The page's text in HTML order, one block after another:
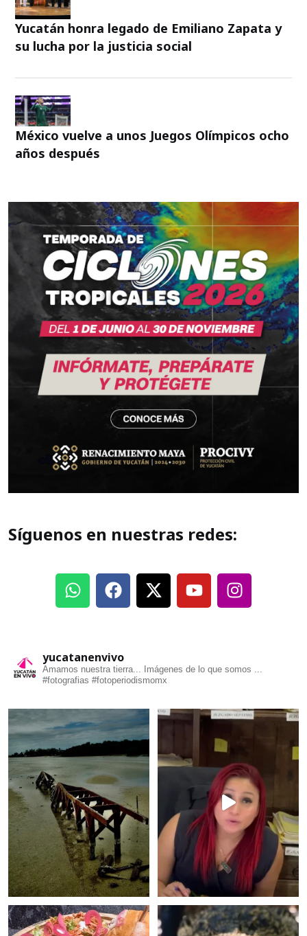
Yucatán honra legado de Emiliano Zapata y
su lucha por la justicia social
México vuelve a unos Juegos Olímpicos ocho
años después
Síguenos en nuestras redes:
yucatanenvivo
Amamos nuestra tierra... Imágenes de lo que somos ...
#fotografias #fotoperiodismomx